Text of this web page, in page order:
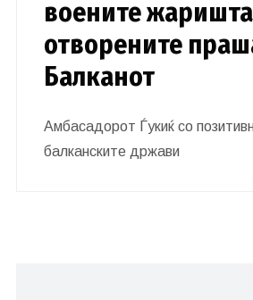
воените
отворените
Балканот
Амбасадорот Ѓукиќ со
балканските држави